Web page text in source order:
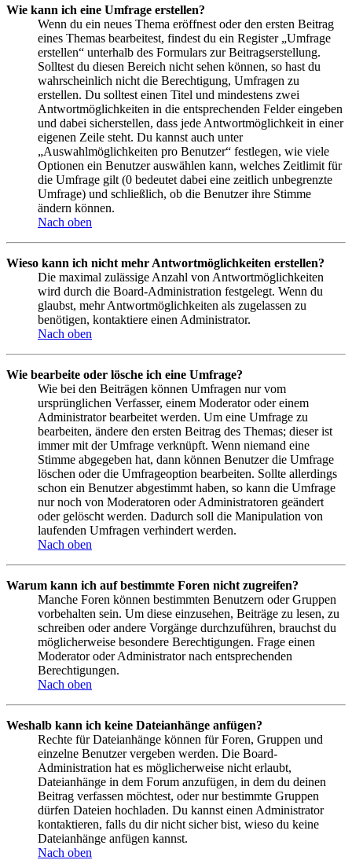
Wie kann ich eine Umfrage erstellen?
Wenn du ein neues Thema eröffnest oder den ersten Beitrag
eines Themas bearbeitest, findest du ein Register „Umfrage
erstellen“ unterhalb des Formulars zur Beitragserstellung.
Solltest du diesen Bereich nicht sehen können, so hast du
wahrscheinlich nicht die Berechtigung, Umfragen zu
erstellen. Du solltest einen Titel und mindestens zwei
Antwortmöglichkeiten in die entsprechenden Felder eingeben
und dabei sicherstellen, dass jede Antwortmöglichkeit in einer
eigenen Zeile steht. Du kannst auch unter
„Auswahlmöglichkeiten pro Benutzer“ festlegen, wie viele
Optionen ein Benutzer auswählen kann, welches Zeitlimit für
die Umfrage gilt (0 bedeutet dabei eine zeitlich unbegrenzte
Umfrage) und schließlich, ob die Benutzer ihre Stimme
ändern können.
Nach oben
Wieso kann ich nicht mehr Antwortmöglichkeiten erstellen?
Die maximal zulässige Anzahl von Antwortmöglichkeiten
wird durch die Board-Administration festgelegt. Wenn du
glaubst, mehr Antwortmöglichkeiten als zugelassen zu
benötigen, kontaktiere einen Administrator.
Nach oben
Wie bearbeite oder lösche ich eine Umfrage?
Wie bei den Beiträgen können Umfragen nur vom
ursprünglichen Verfasser, einem Moderator oder einem
Administrator bearbeitet werden. Um eine Umfrage zu
bearbeiten, ändere den ersten Beitrag des Themas; dieser ist
immer mit der Umfrage verknüpft. Wenn niemand eine
Stimme abgegeben hat, dann können Benutzer die Umfrage
löschen oder die Umfrageoption bearbeiten. Sollte allerdings
schon ein Benutzer abgestimmt haben, so kann die Umfrage
nur noch von Moderatoren oder Administratoren geändert
oder gelöscht werden. Dadurch soll die Manipulation von
laufenden Umfragen verhindert werden.
Nach oben
Warum kann ich auf bestimmte Foren nicht zugreifen?
Manche Foren können bestimmten Benutzern oder Gruppen
vorbehalten sein. Um diese einzusehen, Beiträge zu lesen, zu
schreiben oder andere Vorgänge durchzuführen, brauchst du
möglicherweise besondere Berechtigungen. Frage einen
Moderator oder Administrator nach entsprechenden
Berechtigungen.
Nach oben
Weshalb kann ich keine Dateianhänge anfügen?
Rechte für Dateianhänge können für Foren, Gruppen und
einzelne Benutzer vergeben werden. Die Board-
Administration hat es möglicherweise nicht erlaubt,
Dateianhänge in dem Forum anzufügen, in dem du deinen
Beitrag verfassen möchtest, oder nur bestimmte Gruppen
dürfen Dateien hochladen. Du kannst einen Administrator
kontaktieren, falls du dir nicht sicher bist, wieso du keine
Dateianhänge anfügen kannst.
Nach oben